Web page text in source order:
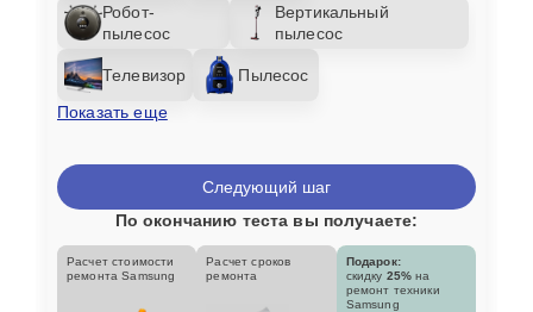
Робот-
пылесос
Вертикальный
пылесос
Телевизор
Пылесос
Показать еще
Следующий шаг
По окончанию теста вы получаете:
Расчет стоимости
ремонта Samsung
Расчет сроков
ремонта
Подарок:
скидку 25% на
ремонт техники
Samsung